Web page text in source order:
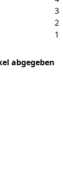
3
2
1
abgegeben